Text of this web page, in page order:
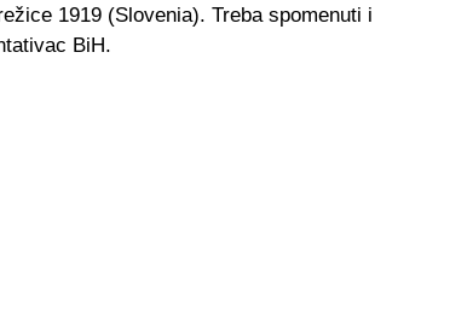
1919 (Slovenia). Treba spomenuti i
BiH.